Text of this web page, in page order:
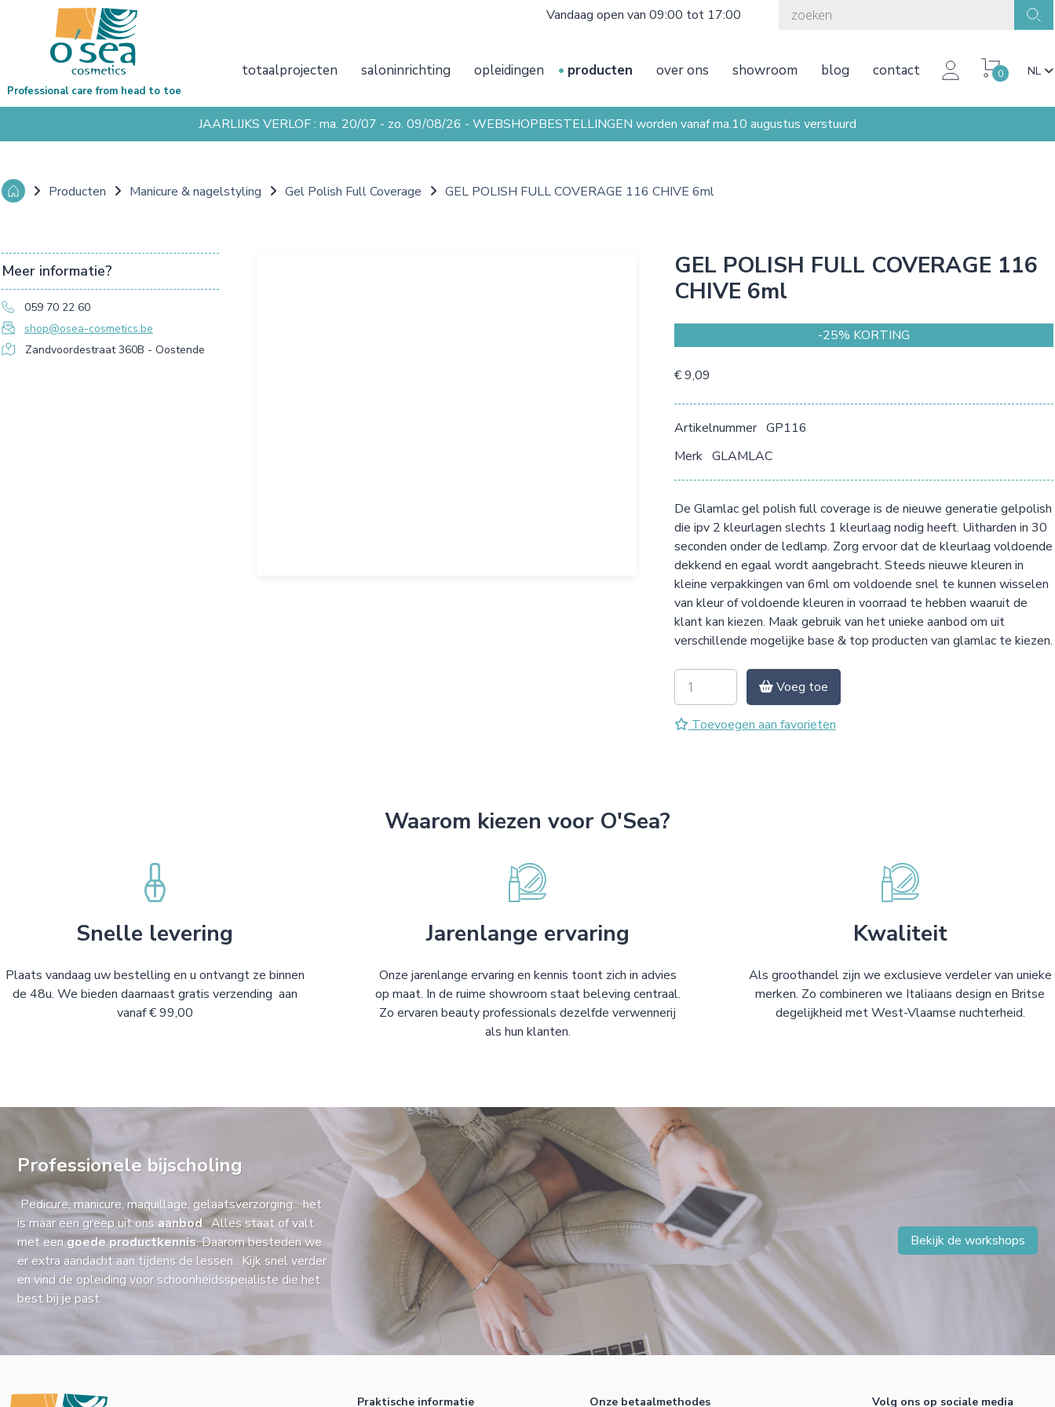
Vandaag open van 09:00 tot 17:00
totaalprojecten saloninrichting opleidingen producten over ons showroom blog contact 0 NL
Professional care from head to toe
JAARLIJKS VERLOF : ma. 20/07 - zo. 09/08/26 - WEBSHOPBESTELLINGEN worden vanaf ma.10 augustus verstuurd
Producten Manicure & nagelstyling Gel Polish Full Coverage GEL POLISH FULL COVERAGE 116 CHIVE 6ml
Meer informatie?
059 70 22 60
shop@osea-cosmetics.be
Zandvoordestraat 360B - Oostende
GEL POLISH FULL COVERAGE 116
CHIVE 6ml
-25% KORTING
€ 9,09
Artikelnummer GP116
Merk GLAMLAC
De Glamlac gel polish full coverage is de nieuwe generatie gelpolish
die ipv 2 kleurlagen slechts 1 kleurlaag nodig heeft. Uitharden in 30
seconden onder de ledlamp. Zorg ervoor dat de kleurlaag voldoende
dekkend en egaal wordt aangebracht. Steeds nieuwe kleuren in
kleine verpakkingen van 6ml om voldoende snel te kunnen wisselen
van kleur of voldoende kleuren in voorraad te hebben waaruit de
klant kan kiezen. Maak gebruik van het unieke aanbod om uit
verschillende mogelijke base & top producten van glamlac te kiezen.
Voeg toe
Toevoegen aan favorieten
Waarom kiezen voor O'Sea?
Snelle levering
Plaats vandaag uw bestelling en u ontvangt ze binnen
de 48u. We bieden daarnaast gratis verzending aan
vanaf € 99,00
Jarenlange ervaring
Onze jarenlange ervaring en kennis toont zich in advies
op maat. In de ruime showroom staat beleving centraal.
Zo ervaren beauty professionals dezelfde verwennerij
als hun klanten.
Kwaliteit
Als groothandel zijn we exclusieve verdeler van unieke
merken. Zo combineren we Italiaans design en Britse
degelijkheid met West-Vlaamse nuchterheid.
Professionele bijscholing
Pedicure, manicure, maquillage, gelaatsverzorging... het
is maar een greep uit ons aanbod. Alles staat of valt
met eengoede productkennis. Daarom besteden we
er extra aandacht aan tijdens de lessen. Kijk snel verder
en vind de opleiding voor schoonheidsspeialiste die het
best bij je past.
Bekijk de workshops
Praktische informatie Onze betaalmethodes Volg ons op sociale media